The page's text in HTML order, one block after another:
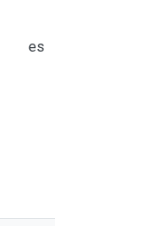
es